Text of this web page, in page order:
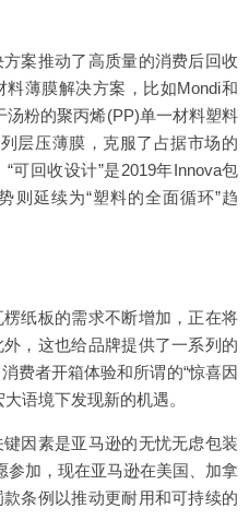
案推动了高质量的消费后回收
薄膜解决方案，比如Mondi和
粉的聚丙烯(PP)单一材料塑料
层压薄膜，克服了占据市场的
可回收设计”是2019年Innova包
则延续为“塑料的全面循环”趋
纸板的需求不断增加，正在将
，这也给品牌提供了一系列的
费者开箱体验和所谓的“惊喜因
语境下发现新的机遇。
因素是亚马逊的无忧无虑包装
参加，现在亚马逊在美国、加拿
条例以推动更耐用和可持续的